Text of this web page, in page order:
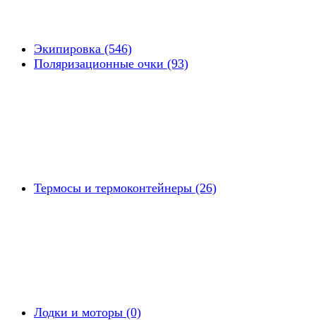
Экипировка (546)
Поляризационные очки (93)
Термосы и термоконтейнеры (26)
Лодки и моторы (0)